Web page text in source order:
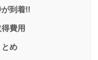
到着!!
費用
め